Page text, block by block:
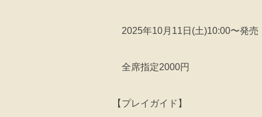
2025年10月11日(土)10:00〜発売
全席指定2000円
【プレイガイド】